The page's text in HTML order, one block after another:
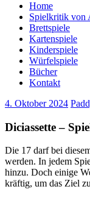
Home
Spielkritik von
Brettspiele
Kartenspiele
Kinderspiele
Würfelspiele
Bücher
Kontakt
4. Oktober 2024
Diciassette –
Die 17 darf bei
werden. In jedem
hinzu. Doch einige
kräftig, um das Ziel